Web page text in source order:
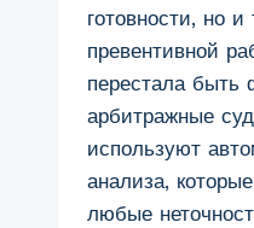
готовности, но
превентивной
перестала быть
арбитражные
используют
анализа,
любые